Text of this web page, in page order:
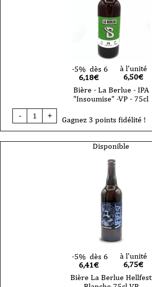
-5% dès 6
6,18€
à l'unité
6,50€
Bière - La Berlue - IPA
"Insoumise" -VP - 75cl
-
quantité
de
La
+ Gagnez 3 points fidélité !
Disponible
-5% dès 6
6,41€
à l'unité
6,75€
Bière La Berlue Hellfest